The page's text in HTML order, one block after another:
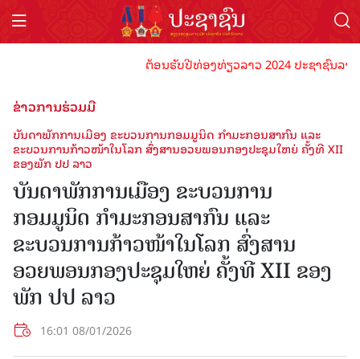
ຕ້ອນຮັບປີທ່ອງທ່ຽວລາວ 2024 ປະຊາຊົນລາ
ຂ່າວການຮ່ວມມື
ບັນດາພັກການເມືອງ ຂະບວນການກອມມູນິດ ກຳມະກອນສາກົນ ແລະ
ຂະບວນການກ້າວໜ້າໃນໂລກ ສົ່ງສານອວຍພອນກອງປະຊຸມໃຫຍ່ ຄັ້ງທີ XII
ຂອງພັກ ປປ ລາວ
ບັນດາພັກການເມືອງ ຂະບວນການ
ກອມມູນິດ ກຳມະກອນສາກົນ ແລະ
ຂະບວນການກ້າວໜ້າໃນໂລກ ສົ່ງສານ
ອວຍພອນກອງປະຊຸມໃຫຍ່ ຄັ້ງທີ XII ຂອງ
ພັກ ປປ ລາວ
16:01 08/01/2026